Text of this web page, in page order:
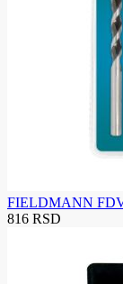
FIELDMANN FDV
816 RSD